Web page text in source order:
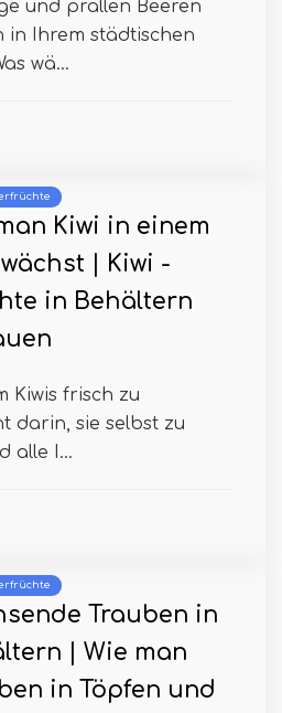
und prallen Beeren
in Ihrem städtischen
wä...
Kiwi in einem
wächst | Kiwi -
in Behältern
Kiwis frisch zu
darin, sie selbst zu
alle I...
Trauben in
| Wie man
in Töpfen und